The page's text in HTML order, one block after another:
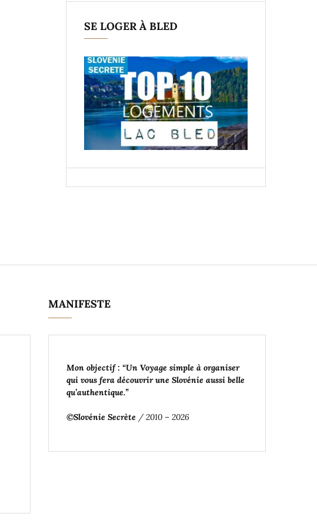
SE LOGER À BLED
MANIFESTE
Mon objectif : “Un Voyage simple à organiser
qui vous fera découvrir une Slovénie aussi belle
qu’authentique.”
©Slovénie Secrète / 2010 – 2026